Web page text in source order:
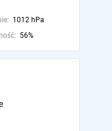
1012 hPa
56%